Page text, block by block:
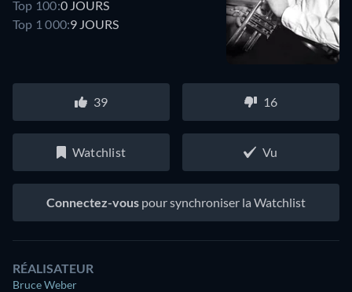
Top 100:0 JOURS
Top 1 000:9 JOURS
39 16
Watchlist Vu
Connectez-vous pour synchroniser la Watchlist
RÉALISATEUR
Bruce Weber